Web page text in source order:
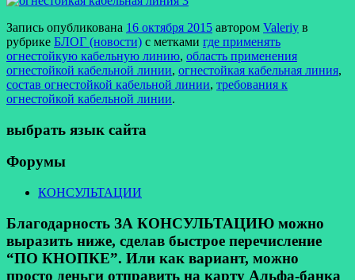
Запись опубликована 16 октября 2015 автором Valeriy в
рубрике БЛОГ (новости) с метками где применять
огнестойкую кабельную линию, область применения
огнестойкой кабельной линии, огнестойкая кабельная линия,
состав огнестойкой кабельной линии, требования к
огнестойкой кабельной линии.
выбрать язык сайта
Форумы
КОНСУЛЬТАЦИИ
Благодарность ЗА КОНСУЛЬТАЦИЮ можно
выразить ниже, сделав быстрое перечисление
“ПО КНОПКЕ”. Или как вариант, можно
просто деньги отправить на карту Альфа-банка